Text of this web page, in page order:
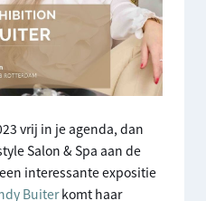
vrij in je agenda, dan
Salon & Spa aan de
interessante expositie
Buiterkomt haar